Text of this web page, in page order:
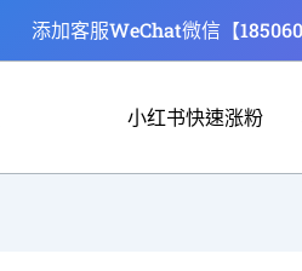
添加客服WeChat微信【
小红书快速涨粉